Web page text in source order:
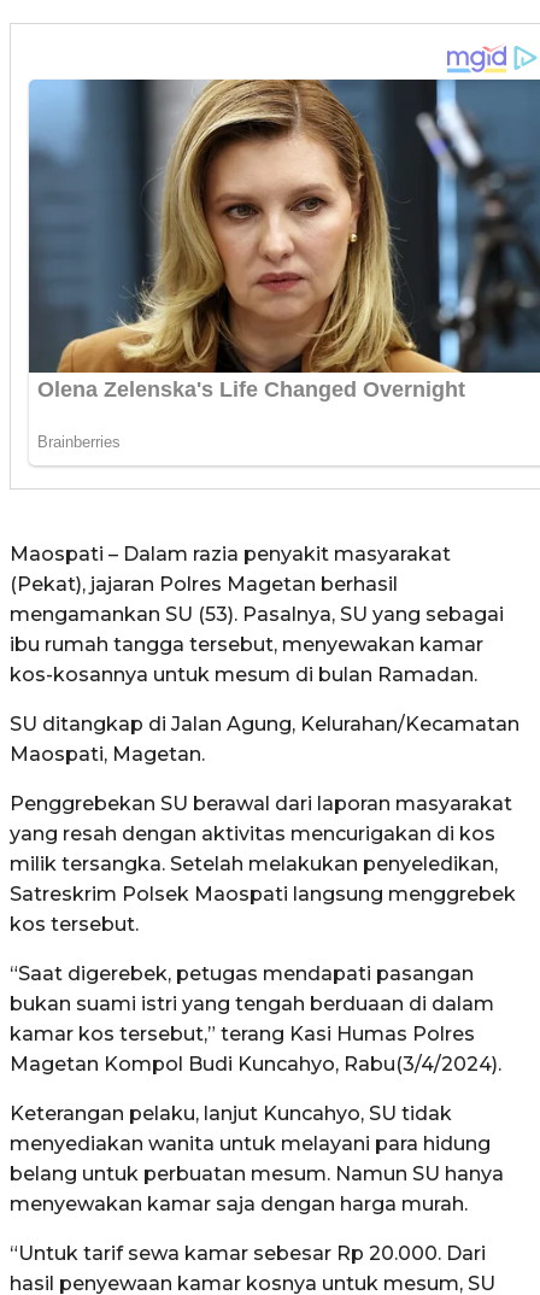
Maospati – Dalam razia penyakit masyarakat
(Pekat), jajaran Polres Magetan berhasil
mengamankan SU (53). Pasalnya, SU yang sebagai
ibu rumah tangga tersebut, menyewakan kamar
kos-kosannya untuk mesum di bulan Ramadan.
SU ditangkap di Jalan Agung, Kelurahan/Kecamatan
Maospati, Magetan.
Penggrebekan SU berawal dari laporan masyarakat
yang resah dengan aktivitas mencurigakan di kos
milik tersangka. Setelah melakukan penyeledikan,
Satreskrim Polsek Maospati langsung menggrebek
kos tersebut.
“Saat digerebek, petugas mendapati pasangan
bukan suami istri yang tengah berduaan di dalam
kamar kos tersebut,” terang Kasi Humas Polres
Magetan Kompol Budi Kuncahyo, Rabu(3/4/2024).
Keterangan pelaku, lanjut Kuncahyo, SU tidak
menyediakan wanita untuk melayani para hidung
belang untuk perbuatan mesum. Namun SU hanya
menyewakan kamar saja dengan harga murah.
“Untuk tarif sewa kamar sebesar Rp 20.000. Dari
hasil penyewaan kamar kosnya untuk mesum, SU